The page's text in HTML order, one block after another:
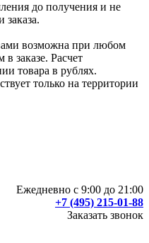
до получения и не
заказа.
возможна при любом
в заказе. Расчет
товара в рублях.
только на территории
Ежедневно с 9:00 до 21:00
+7 (495) 215-01-88
Заказать звонок